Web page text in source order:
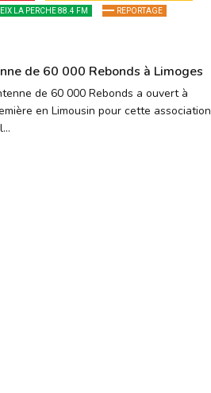
LA PERCHE 88.4 FM
REPORTAGE
de 60 000 Rebonds à Limoges
de 60 000 Rebonds a ouvert à
en Limousin pour cette association